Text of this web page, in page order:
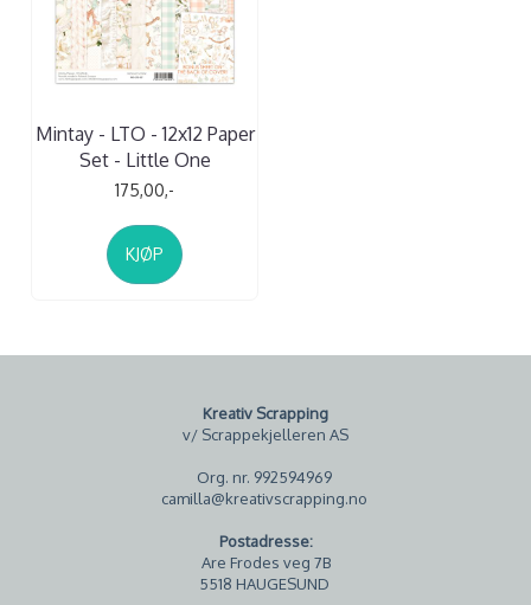
Mintay - LTO - 12x12 Paper
Set - Little One
175,00,-
KJØP
Kreativ Scrapping
v/ Scrappekjelleren AS
Org. nr. 992594969
camilla@kreativscrapping.no
Postadresse:
Are Frodes veg 7B
5518 HAUGESUND